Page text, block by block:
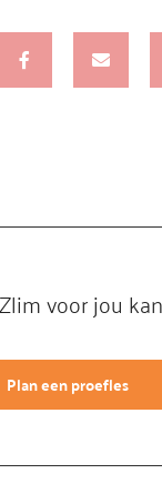
voor jou
Plan een proefles